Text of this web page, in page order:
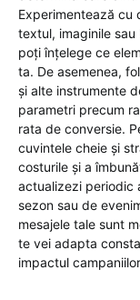
Experimentează cu
textul, imaginile
poți înțelege ce
ta. De asemenea,
și alte instrumente
parametri precum
rata de conversie.
cuvintele cheie și
costurile și a
actualizezi periodic
sezon sau de
mesajele tale sunt
te vei adapta
impactul